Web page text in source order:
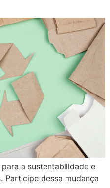
a sustentabilidade e
Participe dessa mudança